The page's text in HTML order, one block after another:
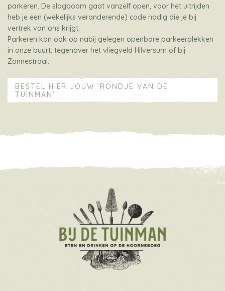
parkeren. De slagboom gaat vanzelf open, voor het uitrijden
heb je een (wekelijks veranderende) code nodig die je bij
vertrek van ons krijgt.
Parkeren kan ook op nabij gelegen openbare parkeerplekken
in onze buurt: tegenover het vliegveld Hilversum of bij
Zonnestraal.
BESTEL HIER JOUW 'RONDJE VAN DE
TUINMAN'